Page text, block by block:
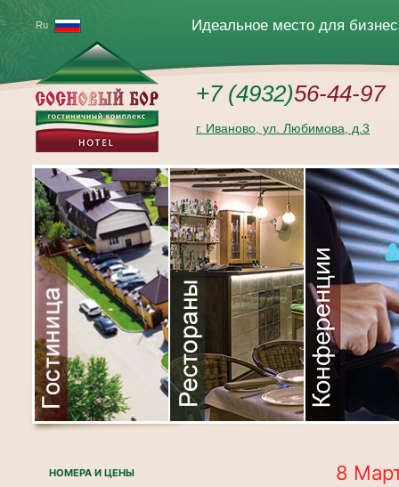
Перейти
к
содержимому
Ru Идеальное место для
г. Иваново, ул. Любимова, д.3
+7 (4932)56-44-97
8
НОМЕРА И ЦЕНЫ